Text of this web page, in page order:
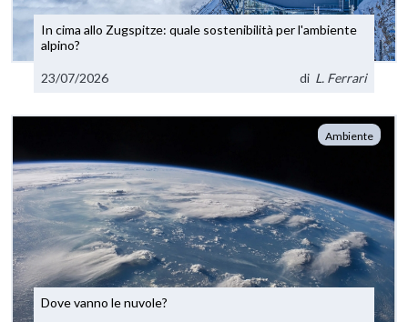
In cima allo Zugspitze: quale sostenibilità per l'ambiente
alpino?
23/07/2026 di L. Ferrari
Ambiente
Dove vanno le nuvole?